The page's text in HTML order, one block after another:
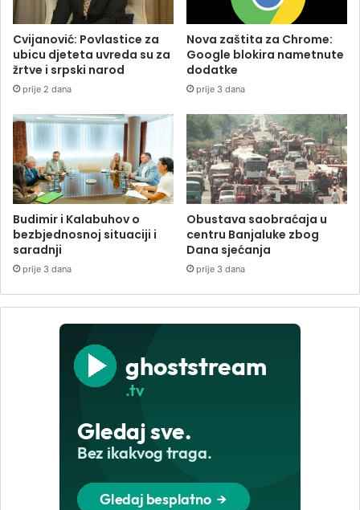
Cvijanović: Povlastice za
ubicu djeteta uvreda su za
žrtve i srpski narod
prije 2 dana
Nova zaštita za Chrome:
Google blokira nametnute
dodatke
prije 3 dana
Budimir i Kalabuhov o
bezbjednosnoj situaciji i
saradnji
prije 3 dana
Obustava saobraćaja u
centru Banjaluke zbog
Dana sjećanja
prije 3 dana